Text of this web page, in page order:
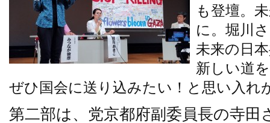
も登壇。
に。堀川
未来の日
新しい道
ぜひ国会に送り込みたい！と思い入れ
第二部は、党京都府副委員長の寺田